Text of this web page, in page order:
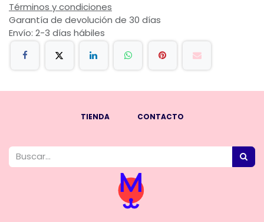
Términos y condiciones
Garantía de devolución de 30 días
Envío: 2-3 días hábiles
TIENDA CONTACTO